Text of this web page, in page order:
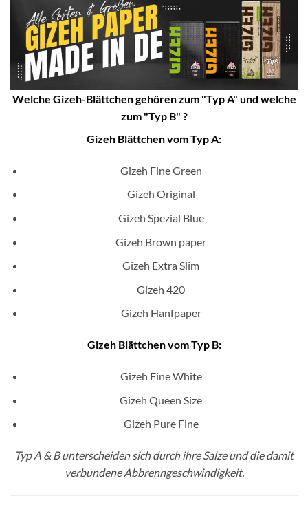
Welche Gizeh-Blättchen gehören zum "Typ A" und welche
zum "Typ B" ?
Gizeh Blättchen vom Typ A:
Gizeh Fine Green
Gizeh Original
Gizeh Spezial Blue
Gizeh Brown paper
Gizeh Extra Slim
Gizeh 420
Gizeh Hanfpaper
Gizeh Blättchen vom Typ B:
Gizeh Fine White
Gizeh Queen Size
Gizeh Pure Fine
Typ A & B unterscheiden sich durch ihre Salze und die damit
verbundene Abbrenngeschwindigkeit.